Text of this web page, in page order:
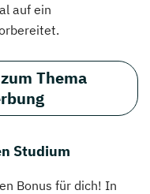
auf ein
Thema
Studium
Bonus für dich! In